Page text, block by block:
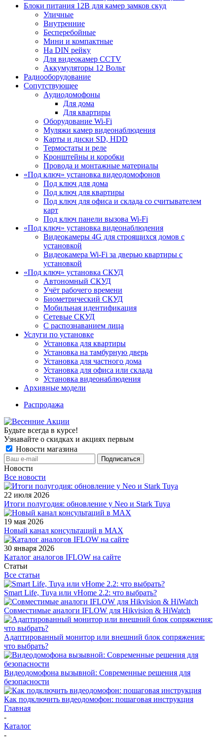
Блоки питания 12В для камер замков скуд
Уличные
Внутренние
Бесперебойные
Мини и компактные
На DIN рейку
Для видеокамер CCTV
Аккумуляторы 12 Вольт
Радиооборудование
Сопутствующее
Аудиодомофоны
Для дома
Для квартиры
Оборудование Wi-Fi
Муляжи камер видеонаблюдения
Карты и диски SD, HDD
Термостаты и реле
Кронштейны и коробки
Провода и монтажные материалы
«Под ключ» установка видеодомофонов
Под ключ для дома
Под ключ для квартиры
Под ключ для офиса и склада со считывателем
карт
Под ключ панели вызова Wi-Fi
«Под ключ» установка видеонаблюдения
Видеокамеры 4G для строящихся домов с
установкой
Видеокамера Wi-Fi за дверью квартиры с
установкой
«Под ключ» установка СКУД
Автономный СКУД
Учёт рабочего времени
Биометрический СКУД
Мобильная идентификация
Сетевые СКУД
С распознаванием лица
Услуги по установке
Установка для квартиры
Установка на тамбурную дверь
Установка для частного дома
Установка для офиса или склада
Установка видеонаблюдения
Архивные модели
Распродажа
Будьте всегда в курсе!
Узнавайте о скидках и акциях первым
Новости магазина
Новости
Все новости
22 июля 2026
Итоги полугодия: обновление у Neo и Stark Tuya
19 мая 2026
Новый канал консультаций в MAX
30 января 2026
Каталог аналогов IFLOW на сайте
Статьи
Все статьи
Smart Life, Tuya или vHome 2.2: что выбрать?
Совместимые аналоги IFLOW для Hikvision & HiWatch
Адаптированный монитор или внешний блок сопряжения:
что выбрать?
Видеодомофона вызывной: Современные решения для
безопасности
Как подключить видеодомофон: пошаговая инструкция
Главная
-
Каталог
-